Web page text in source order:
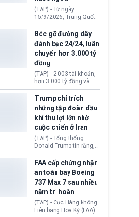
đến ổ dịch Salmonella
khiến ít nhất 110 người
mắc bệnh tại bang
Minnesota.
(TAP) - Từ ngày
15/9/2026, Trung Quốc
áp dụng quy định mới về
quản lý xuất nhập cảnh.
Một hành vi vi phạm giấy
tờ, xuất nhập cảnh trái
phép hay liên quan kiểm
soát công nghệ có thể
khiến công dân Trung
Quốc đối mặt lệnh cấm
xuất cảnh kéo dài tới 3
năm. Trong khi đó, người
nước ngoài sử dụng giấy
tờ giả có nguy cơ bị từ
chối nhập cảnh hoặc
cấm vào Trung Quốc tới
5 năm.
Bóc gỡ đường dây
đánh bạc 24/24, luân
chuyển hơn 3.000 tỷ
đồng
(TAP) - 2.003 tài khoản,
hơn 3.000 tỷ đồng và
một đường dây đánh
bạc xuyên quốc gia vận
hành 24/24 giờ vừa bị
Công an TP. Hải Phòng
(Việt Nam) bóc gỡ.
Trump chỉ trích
những tập đoàn dầu
khí thu lợi lớn nhờ
cuộc chiến ở Iran
(TAP) - Tổng thống
Donald Trump tin rằng, 2
tập đoàn dầu khí
ExxonMobil và Chevron
đã thu về lợi nhuận quá
lớn nhờ giá dầu tăng
mạnh suốt thời gian Hoa
Kỳ xảy ra xung đột ở
Iran. Trên cơ sở đó, lãnh
đạo Nhà Trắng kêu gọi
các doanh nghiệp cần
FAA cấp chứng nhận
an toàn bay Boeing
737 Max 7 sau nhiều
năm trì hoãn
(TAP) - Cục Hàng không
Liên bang Hoa Kỳ (FAA)